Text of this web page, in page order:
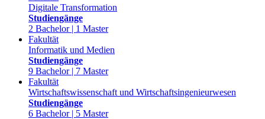
Digitale Transformation
Studiengänge
2 Bachelor | 1 Master
Fakultät
Informatik und Medien
Studiengänge
9 Bachelor | 7 Master
Fakultät
Wirtschaftswissenschaft und Wirtschaftsingenieurwesen
Studiengänge
6 Bachelor | 5 Master